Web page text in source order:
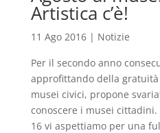
Artistica c’è!
11 Ago 2016| Notizie
Per il secondo anno
approfittando della gratuità
musei civici, propone
conoscere i musei cittadini.
16 vi aspettiamo per una